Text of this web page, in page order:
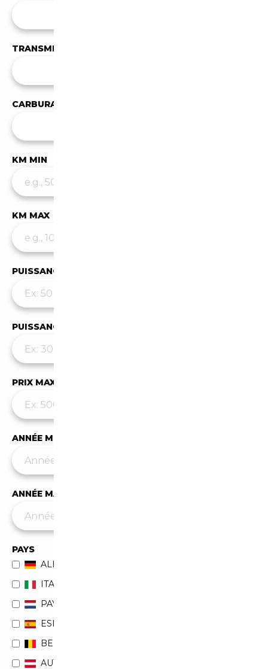
TRANSMISSION
CARBURANT
KM MIN
KM MAX
PUISSANCE MIN
PUISSANCE MAX
PRIX MAX (€)
ANNÉE MIN
ANNÉE MAX
PAYS
ALLEMAGNE
ITALIE
PAYS-BAS
ESPAGNE
BELGIQUE
AUTRICHE